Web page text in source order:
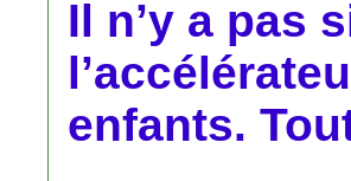
Il n’y a pas
enfants.